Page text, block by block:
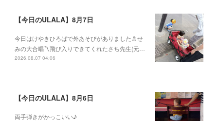
【今日のULALA】8月7日
今日はけやきひろばで外あそびがありました🚿せ
みの大合唱〽飛び入りできてくれたさち先生(元…
2026.08.07 04:06
【今日のULALA】8月6日
両手弾きがかっこいい♪